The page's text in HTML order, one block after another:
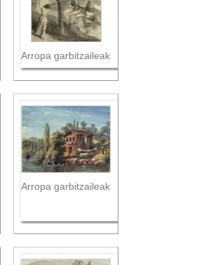
Arropa garbitzaileak
Arropa garbitzaileak